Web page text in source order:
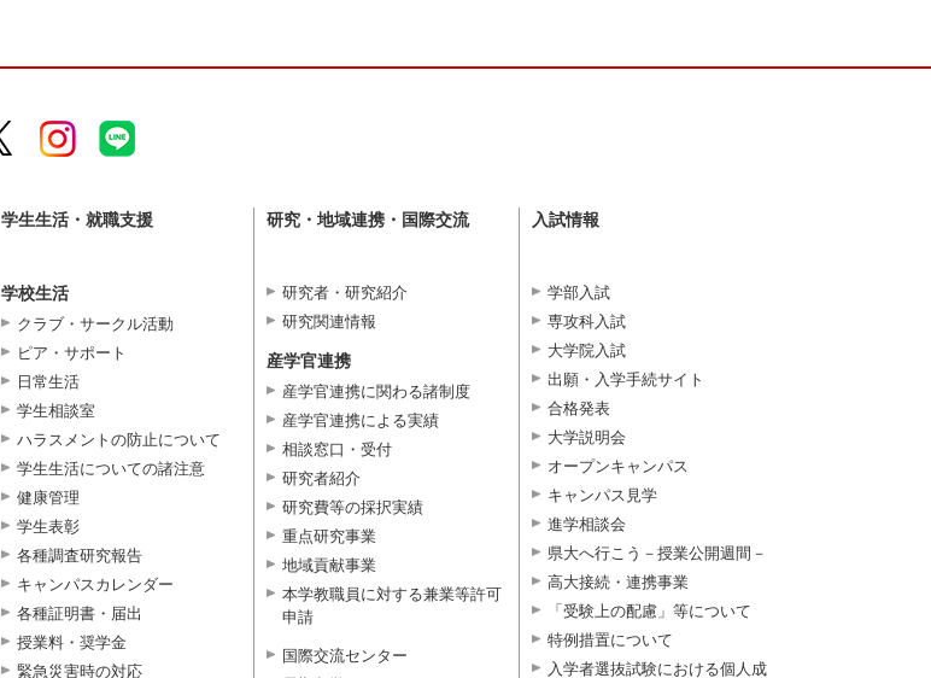
学生生活・就職支援
学校生活
クラブ・サークル活動
ピア・サポート
日常生活
学生相談室
ハラスメントの防止について
学生生活についての諸注意
健康管理
学生表彰
各種調査研究報告
キャンパスカレンダー
各種証明書・届出
授業料・奨学金
緊急災害時の対応
研究・地域連携・国際交流
研究者・研究紹介
研究関連情報
産学官連携
産学官連携に関わる諸制度
産学官連携による実績
相談窓口・受付
研究者紹介
研究費等の採択実績
重点研究事業
地域貢献事業
本学教職員に対する兼業等許可
申請
国際交流センター
入試情報
学部入試
専攻科入試
大学院入試
出願・入学手続サイト
合格発表
大学説明会
オープンキャンパス
キャンパス見学
進学相談会
県大へ行こう－授業公開週間－
高大接続・連携事業
「受験上の配慮」等について
特例措置について
入学者選抜試験における個人成